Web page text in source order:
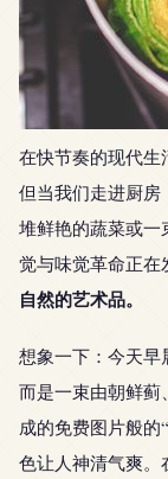
在快节奏的现代生
但当我们走进厨
堆鲜艳的蔬菜或
觉与味觉革命正在
自然的艺术品。
想象一下：今天早
而是一束由朝鲜蓟
成的免费图片般的
色让人神清气爽。